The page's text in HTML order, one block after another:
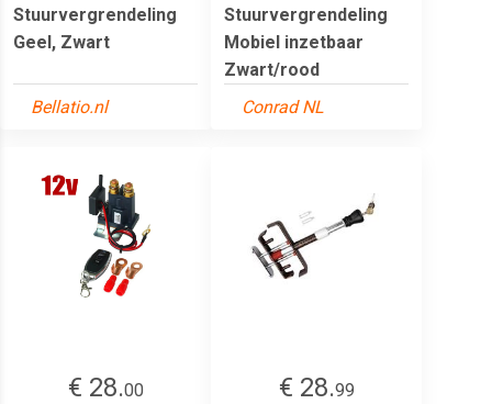
Stuurvergrendeling
Geel, Zwart
Bellatio.nl
Stuurvergrendeling
Mobiel inzetbaar
Zwart/rood
Conrad NL
€ 28.00
€ 28.99